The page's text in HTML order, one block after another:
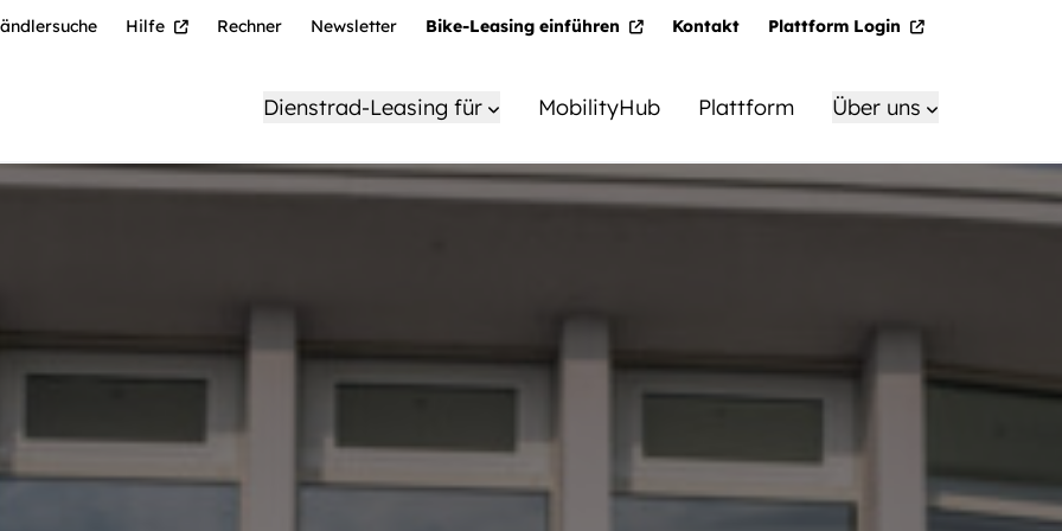
Hilfe Rechner Newsletter Bike-Leasing einführen Kontakt Plattform Login
Dienstrad-Leasing für MobilityHub Plattform Über uns